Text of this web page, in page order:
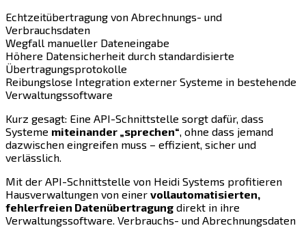
Echtzeitübertragung von Abrechnungs- und
Verbrauchsdaten
Wegfall manueller Dateneingabe
Höhere Datensicherheit durch standardisierte
Übertragungsprotokolle
Reibungslose Integration externer Systeme in bestehende
Verwaltungssoftware
Kurz gesagt: Eine API-Schnittstelle sorgt dafür, dass
Systeme miteinander „sprechen“, ohne dass jemand
dazwischen eingreifen muss – effizient, sicher und
verlässlich.
Mit der API-Schnittstelle von Heidi Systems profitieren
Hausverwaltungen von einer vollautomatisierten,
fehlerfreien Datenübertragung direkt in ihre
Verwaltungssoftware. Verbrauchs- und Abrechnungsdaten